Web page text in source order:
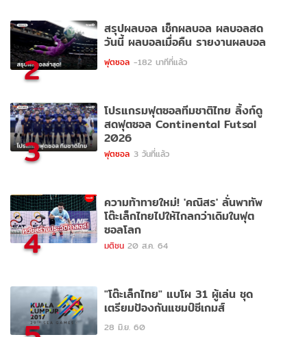
2
สรุปผลบอล เช็กผลบอล ผลบอลสด
วันนี้ ผลบอลเมื่อคืน รายงานผลบอล
ฟุตซอล -182 นาทีที่แล้ว
3
โปรแกรมฟุตซอลทีมชาติไทย ลิ้งก์ดู
สดฟุตซอล Continental Futsal
2026
ฟุตซอล 3 วันที่แล้ว
4
ความท้าทายใหม่! 'คณิสร' ลั่นพาทัพ
โต๊ะเล็กไทยไปให้ไกลกว่าเดิมในฟุต
ซอลโลก
มติชน 20 ส.ค. 64
"โต๊ะเล็กไทย" แบโผ 31 ผู้เล่น ชุด
เตรียมป้องกันแชมป์ซีเกมส์
28 มิ.ย. 60